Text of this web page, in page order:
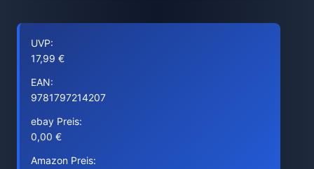
UVP:
17,99 €
EAN:
9781797214207
ebay Preis:
0,00 €
Amazon Preis: